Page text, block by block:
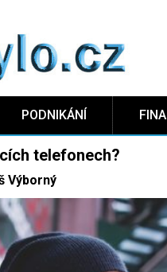
PODNIKÁNÍ
telefonech?
Výborný